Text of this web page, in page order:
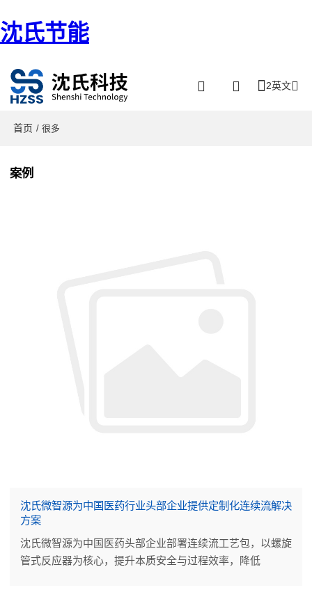
沈氏节能
2英文
首页 / 很多
案例
沈氏微智源为中国医药行业头部企业提供定制化连续流解决
方案
沈氏微智源为中国医药头部企业部署连续流工艺包，以螺旋
管式反应器为核心，提升本质安全与过程效率，降低